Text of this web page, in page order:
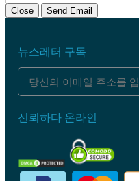
Close Send Email
뉴스레터 구독
신뢰하다 온라인